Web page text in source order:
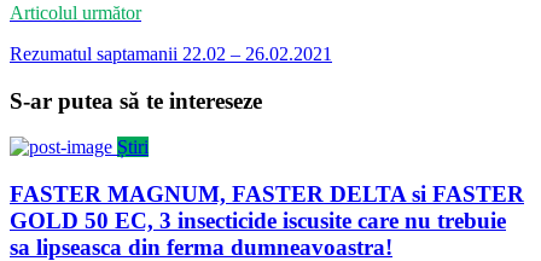
Articolul următor
Rezumatul saptamanii 22.02 – 26.02.2021
S-ar putea să te intereseze
Știri
FASTER MAGNUM, FASTER DELTA si FASTER
GOLD 50 EC, 3 insecticide iscusite care nu trebuie
sa lipseasca din ferma dumneavoastra!